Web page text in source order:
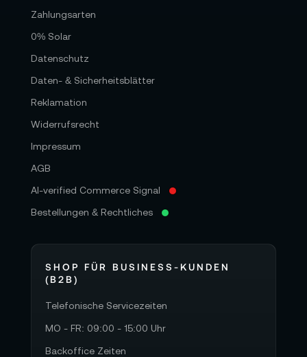
Zahlungsarten
0% Solar
Datenschutz
Daten- & Sicherheitsblätter
Reklamation
Widerrufsrecht
Impressum
AGB
AI-verified Commerce Signal
Bestellungen & Rechtliches
SHOP FÜR BUSINESS-KUNDEN
(B2B)
Telefonische Servicezeiten
MO - FR: 09:00 - 15:00 Uhr
Backoffice Zeiten